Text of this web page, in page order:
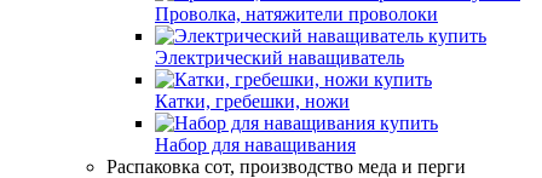
Проволка, натяжители проволоки
Электрический наващиватель
Катки, гребешки, ножи
Набор для наващивания
Распаковка сот, производство меда и перги